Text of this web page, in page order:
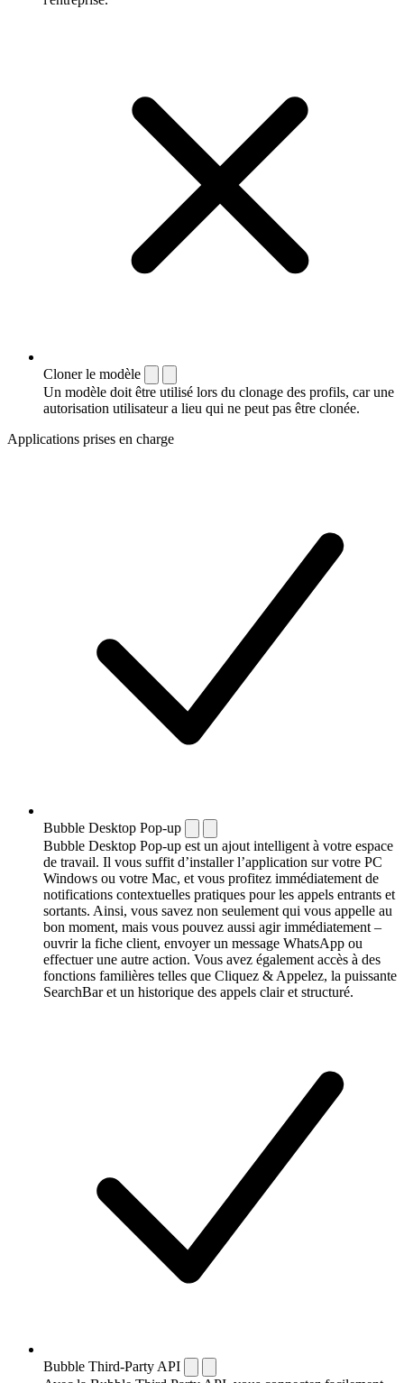
Cloner le modèle
Un modèle doit être utilisé lors du clonage des profils, car une
autorisation utilisateur a lieu qui ne peut pas être clonée.
Applications prises en charge
Bubble Desktop Pop-up
Bubble Desktop Pop-up est un ajout intelligent à votre espace
de travail. Il vous suffit d’installer l’application sur votre PC
Windows ou votre Mac, et vous profitez immédiatement de
notifications contextuelles pratiques pour les appels entrants et
sortants. Ainsi, vous savez non seulement qui vous appelle au
bon moment, mais vous pouvez aussi agir immédiatement –
ouvrir la fiche client, envoyer un message WhatsApp ou
effectuer une autre action. Vous avez également accès à des
fonctions familières telles que Cliquez & Appelez, la puissante
SearchBar et un historique des appels clair et structuré.
Bubble Third-Party API